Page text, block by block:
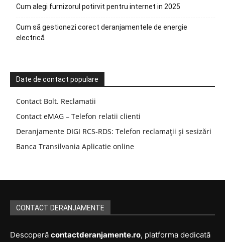
Cum alegi furnizorul potirvit pentru internet in 2025
Cum să gestionezi corect deranjamentele de energie
electrică
Date de contact populare
Contact Bolt. Reclamatii
Contact eMAG – Telefon relatii clienti
Deranjamente DIGI RCS-RDS: Telefon reclamații și sesizări
Banca Transilvania Aplicatie online
CONTACT DERANJAMENTE
Descoperă contactderanjamente.ro, platforma dedicată